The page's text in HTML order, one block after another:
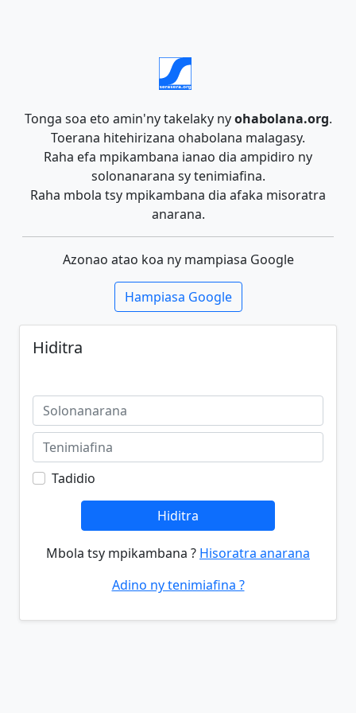
Tonga soa eto amin'ny takelaky nyohabolana.org.
Toerana hitehirizana ohabolana malagasy.
Raha efa mpikambana ianao dia ampidiro ny
solonanarana sy tenimiafina.
Raha mbola tsy mpikambana dia afaka misoratra
anarana.
Azonao atao koa ny mampiasa Google
Hampiasa Google
Hiditra
Tadidio
Hiditra
Mbola tsy mpikambana ? Hisoratra anarana
Adino ny tenimiafina ?